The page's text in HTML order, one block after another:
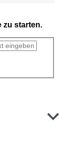
zu starten.